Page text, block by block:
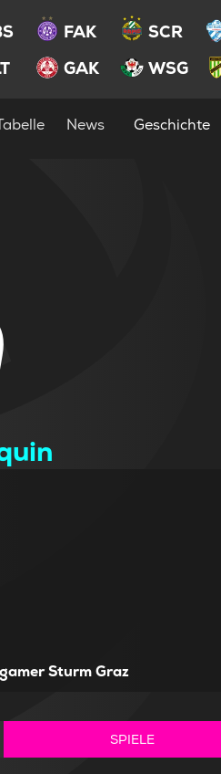
FAK SCR
GAK WSG
News Geschichte
Sturm Graz
SPIELE